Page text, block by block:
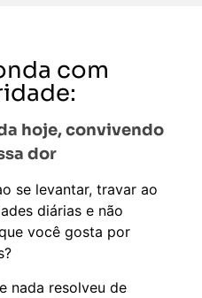
com
hoje, convivendo
dor
se levantar, travar ao
diárias e não
você gosta por
nada resolveu de